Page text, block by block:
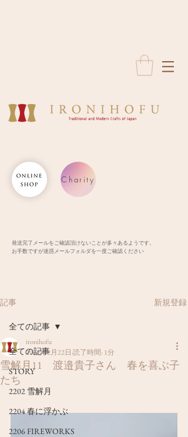
Charity
発送完了メールをご確認頂けないことが多々あるようです。
お手数ですが迷惑メールフォルダを一度ご確認ください​
記事 新規登録
全ての記事
STORY
2202 雪解月
2204 春に浮かぶ
2206 FIREWORKS
全ての記事
雪解月11 渡邉貴子さん 春を喜ぶ子
たち
ironihofu
2022年2月22日 読了時間: 1分